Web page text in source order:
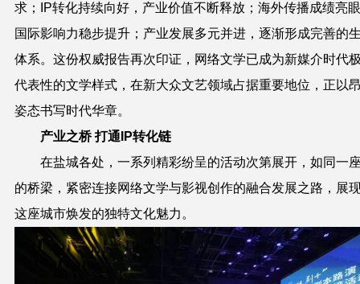
求；IP转化持续向好，产业价值不断释放；海外传播成绩亮
国际影响力稳步提升；产业发展多元并进，逐渐形成完善的
体系。这份权威报告再次印证，网络文学已成为新媒介时代
代表性的文学样式，在新大众文艺领域占据重要地位，正以
姿态书写时代华章。
产业之桥 打通IP转化链
在盐城各处，一系列精彩纷呈的活动次第展开，如同一
的桥梁，紧密连接网络文学与影视创作的融合发展之路，展
这座城市焕发的独特文化魅力。